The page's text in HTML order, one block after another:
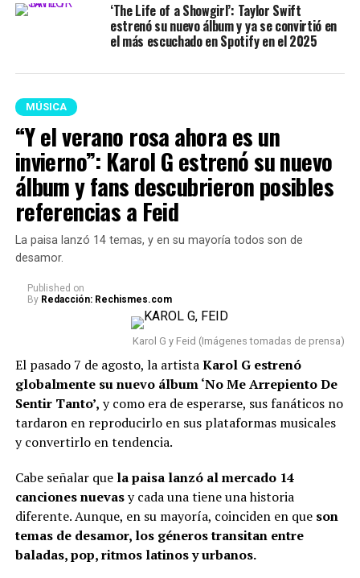
‘The Life of a Showgirl’: Taylor Swift
estrenó su nuevo álbum y ya se convirtió en
el más escuchado en Spotify en el 2025
MÚSICA
“Y el verano rosa ahora es un
invierno”: Karol G estrenó su nuevo
álbum y fans descubrieron posibles
referencias a Feid
La paisa lanzó 14 temas, y en su mayoría todos son de
desamor.
Published on
By Redacción: Rechismes.com
Karol G y Feid (Imágenes tomadas de prensa)
El pasado 7 de agosto, la artistaKarol G estrenó
globalmente su nuevo álbum ‘No Me Arrepiento De
Sentir Tanto’, y como era de esperarse, sus fanáticos no
tardaron en reproducirlo en sus plataformas musicales
y convertirlo en tendencia.
Cabe señalar que la paisa lanzó al mercado 14
canciones nuevasy cada una tiene una historia
diferente. Aunque, en su mayoría, coinciden en que son
temas de desamor, los géneros transitan entre
baladas, pop, ritmos latinos y urbanos.